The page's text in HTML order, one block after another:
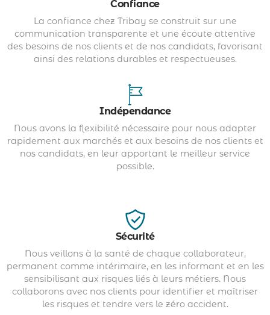
Confiance
La confiance chez Tribay se construit sur une
communication transparente et une écoute attentive
des besoins de nos clients et de nos candidats, favorisant
ainsi des relations durables et respectueuses.
Indépendance
Nous avons la flexibilité nécessaire pour nous adapter
rapidement aux marchés et aux besoins de nos clients et
nos candidats, en leur apportant le meilleur service
possible.
Sécurité
Nous veillons à la santé de chaque collaborateur,
permanent comme intérimaire, en les informant et en les
sensibilisant aux risques liés à leurs métiers. Nous
collaborons avec nos clients pour identifier et maîtriser
les risques et tendre vers le zéro accident.
L’intérim ou travail temporaire, est un type d’emploi où
une entreprise engage un salarié via une agence de
travail temporaire (ETT) pour une durée limitée.
L'intérimaire est embauché par l’agence, qui le met à